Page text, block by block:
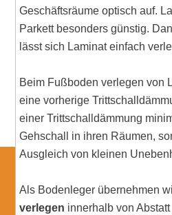
Geschäftsräume optisch auf.
Parkett besonders günstig.
lässt sich Laminat einfach
Beim Fußboden verlegen von
eine vorherige
einer Trittschalldämmung
Gehschall in ihren Räumen,
Ausgleich von kleinen
Als Bodenleger übernehmen
verlegen innerhalb von